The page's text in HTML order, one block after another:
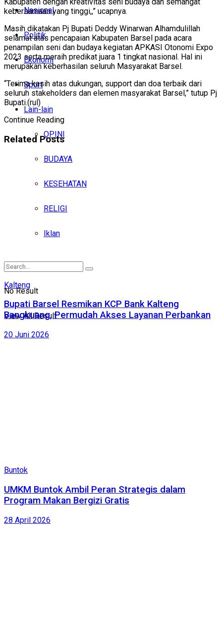
Nasional
Politik
Ekonomi
Sport
Lain-lain
OPINI
BUDAYA
KESEHATAN
RELIGI
Iklan
No Result
View All Result
kebersamaan yang tinggi,,” ucapnya.
Masih dikatakan Pj Bupati Deddy Winarwan Alhamdulillah
selamat atas pencapaian Kabupaten Barsel pada acara
penampilan seni dan budaya kegiatan APKASI Otonomi Expo
2023 serta meraih predikat juara 1 tingkat nasional. Hal ini
merupakan keberhasilan seluruh Masyarakat Barsel.
“Terima kasih atas dukungan, support dan doa terbaik dari
seluruh stakeholders dan elemen masyarakat Barsel,” tutup Pj
Bupati.(rul)
Continue Reading
Related Posts
Kalteng
Bupati Barsel Resmikan KCP Bank Kalteng
Bangkuang, Permudah Akses Layanan Perbankan
20 Juni 2026
Buntok
UMKM Buntok Ambil Peran Strategis dalam
Program Makan Bergizi Gratis
28 April 2026